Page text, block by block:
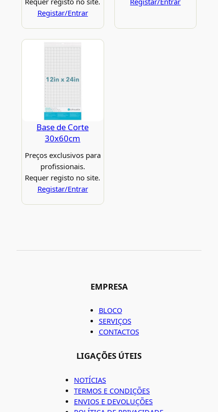
Registar/Entrar
Base de Corte
30x60cm
Preços exclusivos para
profissionais.
Requer registo no site.
Registar/Entrar
EMPRESA
BLOCO
SERVIÇOS
CONTACTOS
LIGAÇÕES ÚTEIS
NOTÍCIAS
TERMOS E CONDIÇÕES
ENVIOS E DEVOLUÇÕES